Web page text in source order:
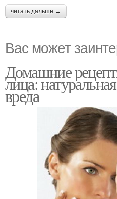
читать дальше →
Вас может
Домашние
лица:
вреда